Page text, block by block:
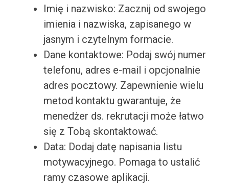
Imię i nazwisko: Zacznij od swojego
imienia i nazwiska, zapisanego w
jasnym i czytelnym formacie.
Dane kontaktowe: Podaj swój numer
telefonu, adres e-mail i opcjonalnie
adres pocztowy. Zapewnienie wielu
metod kontaktu gwarantuje, że
menedżer ds. rekrutacji może łatwo
się z Tobą skontaktować.
Data: Dodaj datę napisania listu
motywacyjnego. Pomaga to ustalić
ramy czasowe aplikacji.